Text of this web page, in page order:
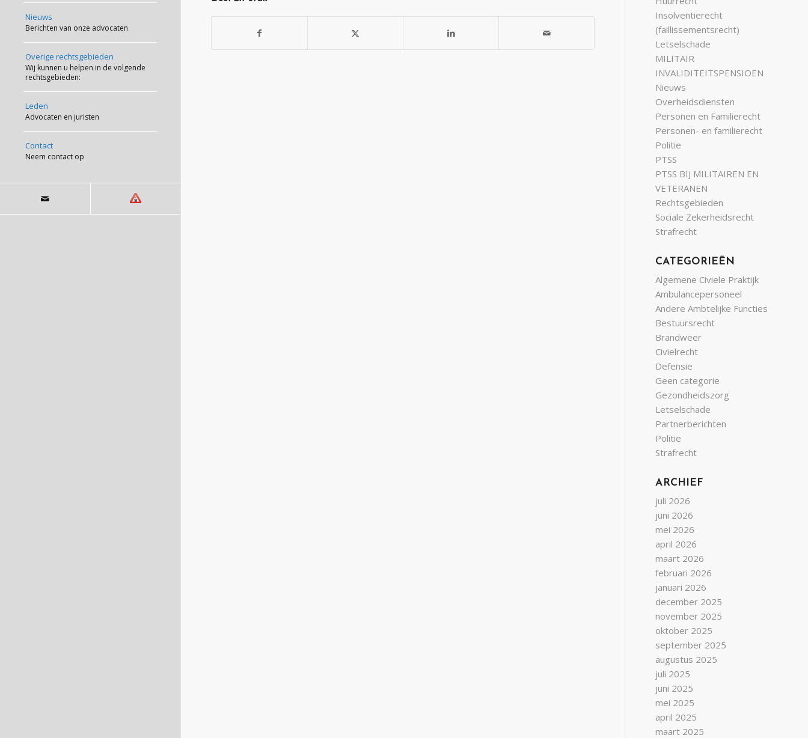
Nieuws
Berichten van onze advocaten
Overige rechtsgebieden
Wij kunnen u helpen in de volgende
rechtsgebieden:
Leden
Advocaten en juristen
Contact
Neem contact op
Insolventierecht
(faillissementsrecht)
Letselschade
MILITAIR
INVALIDITEITSPENSIOEN
Nieuws
Overheidsdiensten
Personen en Familierecht
Personen- en familierecht
Politie
PTSS
PTSS BIJ MILITAIREN EN
VETERANEN
Rechtsgebieden
Sociale Zekerheidsrecht
Strafrecht
CATEGORIEËN
Algemene Civiele Praktijk
Ambulancepersoneel
Andere Ambtelijke Functies
Bestuursrecht
Brandweer
Civielrecht
Defensie
Geen categorie
Gezondheidszorg
Letselschade
Partnerberichten
Politie
Strafrecht
ARCHIEF
juli 2026
juni 2026
mei 2026
april 2026
maart 2026
februari 2026
januari 2026
december 2025
november 2025
oktober 2025
september 2025
augustus 2025
juli 2025
juni 2025
mei 2025
april 2025
maart 2025